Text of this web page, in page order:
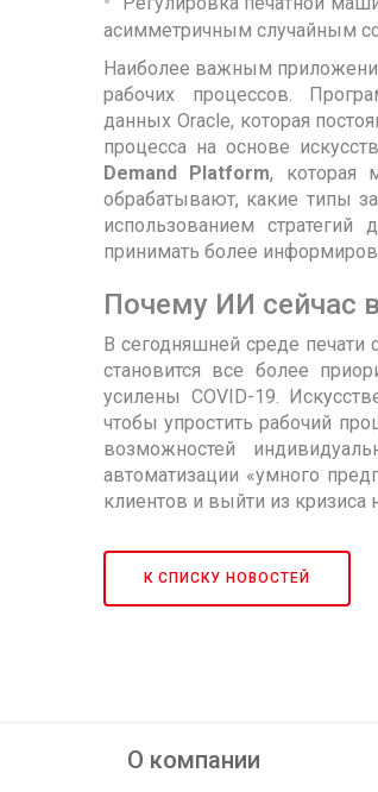
асимметричным случайным
Наиболее важным
рабочих процессов.
данных Oracle, которая
процесса на основе
Demand Platform, которая
обрабатывают, какие типы
использованием
принимать более
Почему ИИ сейчас
В сегодняшней среде печати
становится все более
усилены COVID-19.
чтобы упростить рабочий
возможностей
автоматизации «умного
клиентов и выйти из кризиса
К СПИСКУ НОВОСТЕЙ
О компании